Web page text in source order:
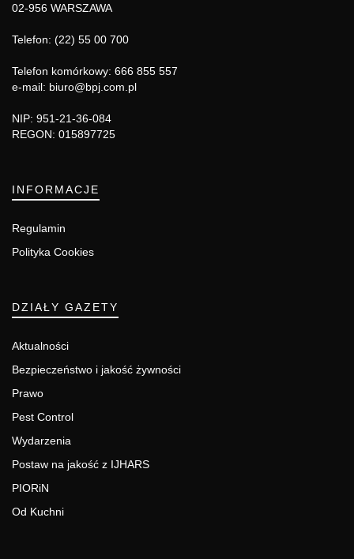
02-956 WARSZAWA
Telefon: (22) 55 00 700
Telefon komórkowy: 666 855 557
e-mail: biuro@bpj.com.pl
NIP: 951-21-36-084
REGON: 015897725
INFORMACJE
Regulamin
Polityka Cookies
DZIAŁY GAZETY
Aktualności
Bezpieczeństwo i jakość żywności
Prawo
Pest Control
Wydarzenia
Postaw na jakość z IJHARS
PIORiN
Od Kuchni